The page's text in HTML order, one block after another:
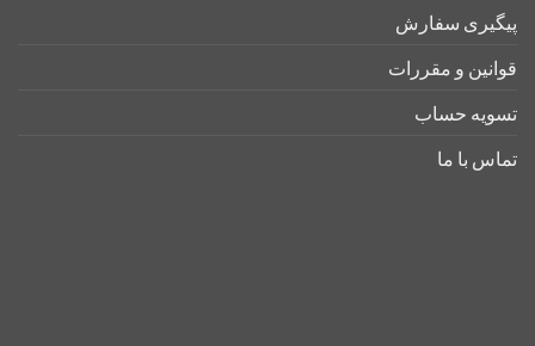
پیگیری سفارش
قوانین و مقررات
تسویه حساب
تماس با ما